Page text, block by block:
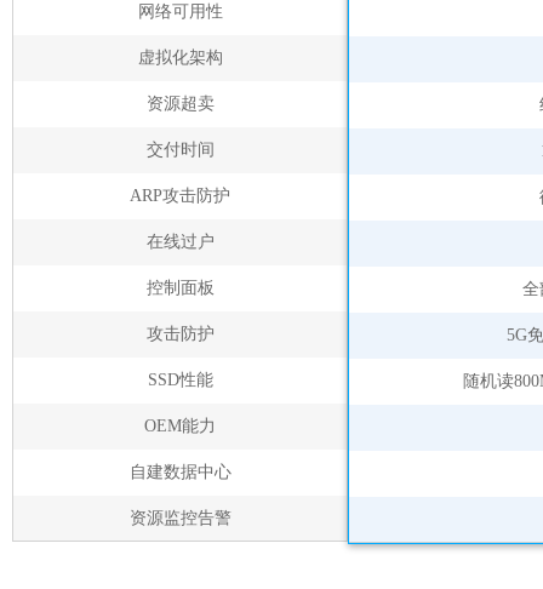
网络可用性
虚拟化架构
资源超卖
交付时间
ARP攻击防护
在线过户
控制面板
攻击防护
SSD性能
OEM能力
自建数据中心
资源监控告警
全
5G
随机读